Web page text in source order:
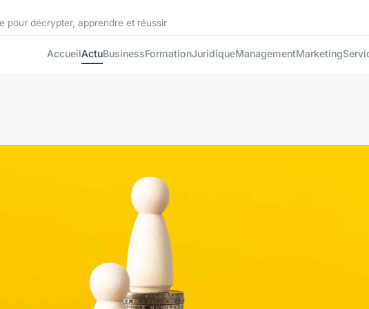
pour décrypter, apprendre et réussir
AccueilActuBusinessFormationJuridiqueManagementMarketing